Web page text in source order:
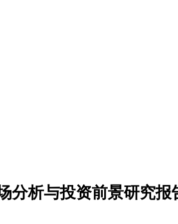
分析与投资前景研究报